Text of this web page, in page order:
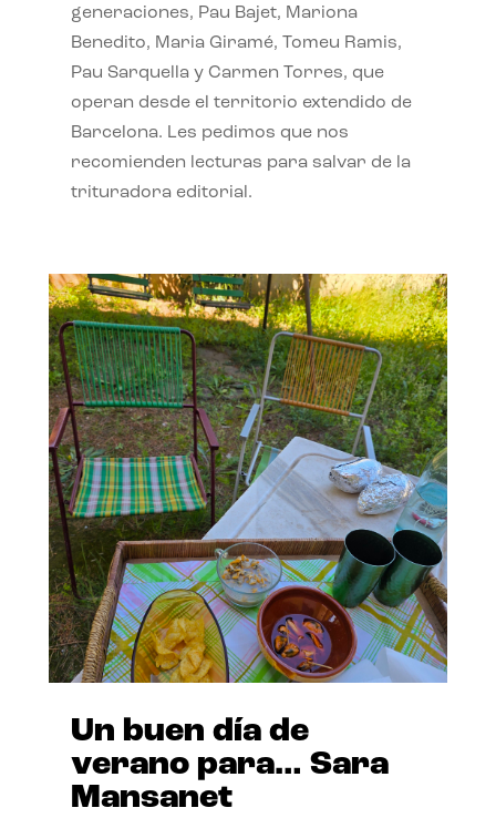
generaciones, Pau Bajet, Mariona
Benedito, Maria Giramé, Tomeu Ramis,
Pau Sarquella y Carmen Torres, que
operan desde el territorio extendido de
Barcelona. Les pedimos que nos
recomienden lecturas para salvar de la
trituradora editorial.
Un buen día de
verano para… Sara
Mansanet